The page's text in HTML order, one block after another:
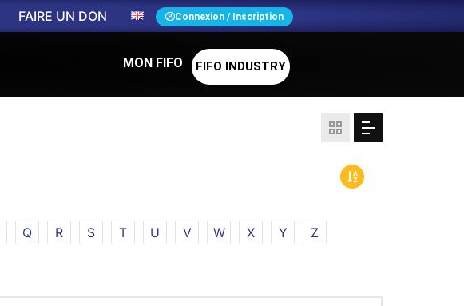
FAIRE UN DON Connexion / Inscription
MON FIFO FIFO INDUSTRY
Q R S T U V W X Y Z